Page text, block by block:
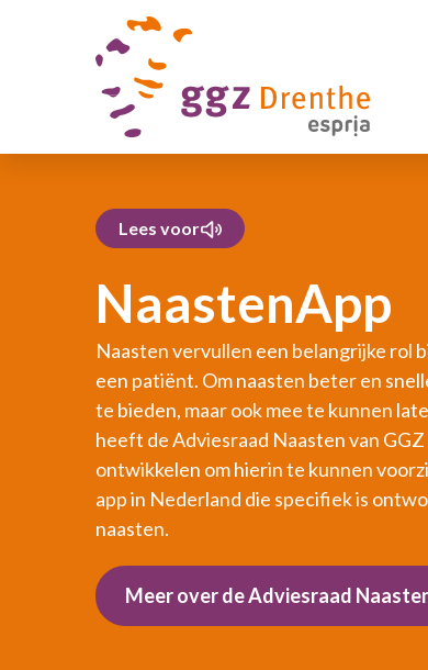
Lees voor
NaastenApp
Naasten vervullen een belangrijke rol
een patiënt. Om naasten beter en
te bieden, maar ook mee te kunnen
heeft de Adviesraad Naasten van
ontwikkelen om hierin te kunnen
app in Nederland die specifiek is
naasten.
Meer over de Adviesraad